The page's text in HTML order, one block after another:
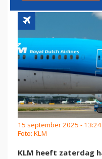
15 september 2025 -
Foto: KLM
KLM heeft zaterdag